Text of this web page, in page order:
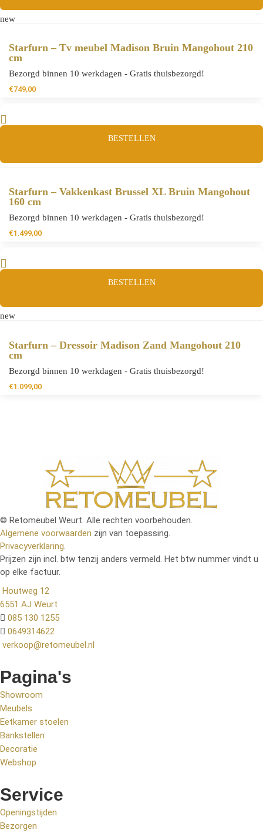
new
Starfurn – Tv meubel Madison Bruin Mangohout 210
cm
Bezorgd binnen 10 werkdagen - Gratis thuisbezorgd!
€749,00
BESTELLEN
Starfurn – Vakkenkast Brussel XL Bruin Mangohout
160 cm
Bezorgd binnen 10 werkdagen - Gratis thuisbezorgd!
€1.499,00
BESTELLEN
new
Starfurn – Dressoir Madison Zand Mangohout 210
cm
Bezorgd binnen 10 werkdagen - Gratis thuisbezorgd!
€1.099,00
© Retomeubel Weurt. Alle rechten voorbehouden.
Algemene voorwaarden zijn van toepassing.
Privacyverklaring
Prijzen zijn incl. btw tenzij anders vermeld. Het btw nummer vindt u
op elke factuur.
Houtweg 12
6551 AJ Weurt
085 130 1255
0649314622
verkoop@retomeubel.nl
Pagina's
Showroom
Meubels
Eetkamer stoelen
Bankstellen
Decoratie
Webshop
Service
Openingstijden
Bezorgen